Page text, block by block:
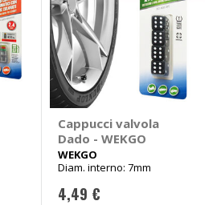
Cappucci valvola
Dado - WEKGO
WEKGO
Diam. interno: 7mm
4,49 €